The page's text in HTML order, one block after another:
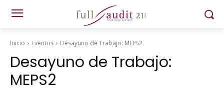
Inicio Eventos Desayuno de Trabajo: MEPS2
Desayuno de Trabajo:
MEPS2